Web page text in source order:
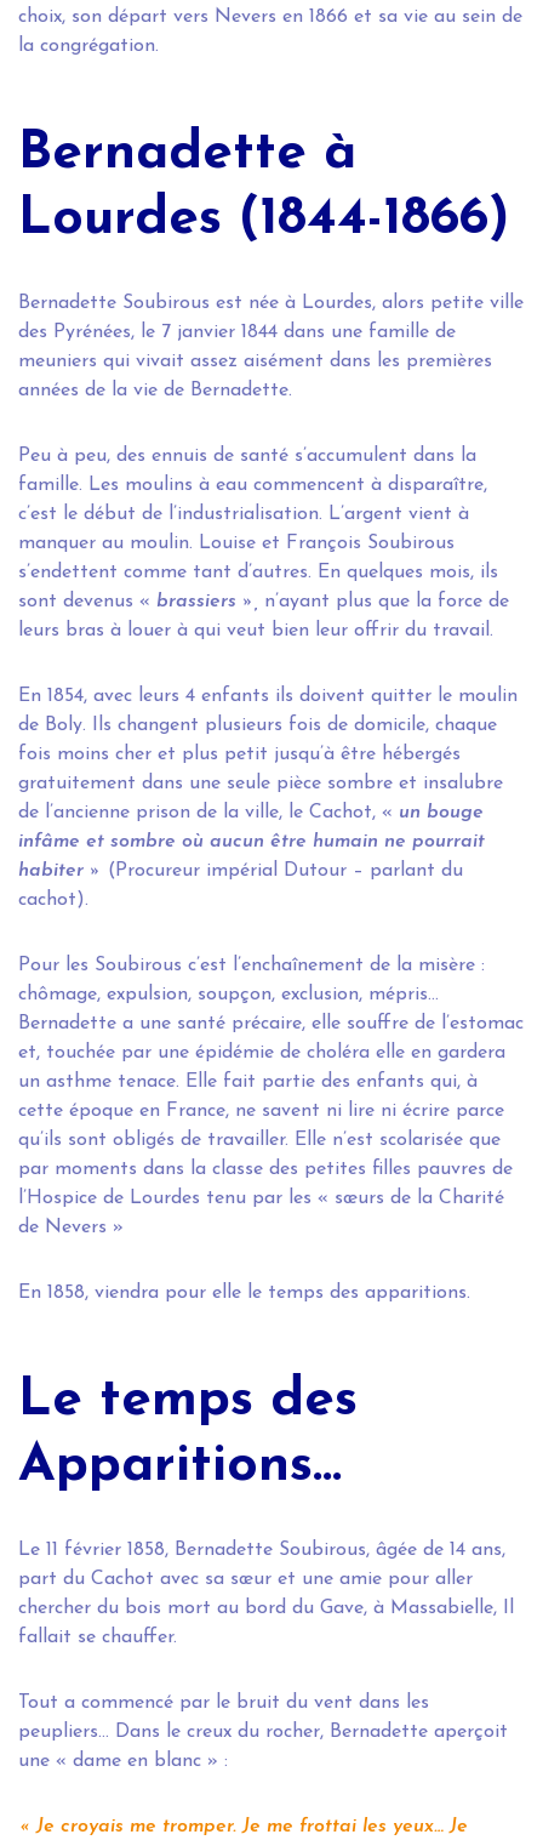
choix, son départ vers Nevers en 1866 et sa vie au sein de
la congrégation.
Bernadette à
Lourdes (1844-1866)
Bernadette Soubirous est née à Lourdes, alors petite ville
des Pyrénées, le 7 janvier 1844 dans une famille de
meuniers qui vivait assez aisément dans les premières
années de la vie de Bernadette.
Peu à peu, des ennuis de santé s’accumulent dans la
famille. Les moulins à eau commencent à disparaître,
c’est le début de l’industrialisation. L’argent vient à
manquer au moulin. Louise et François Soubirous
s’endettent comme tant d’autres. En quelques mois, ils
sont devenus « brassiers », n’ayant plus que la force de
leurs bras à louer à qui veut bien leur offrir du travail.
En 1854, avec leurs 4 enfants ils doivent quitter le moulin
de Boly. Ils changent plusieurs fois de domicile, chaque
fois moins cher et plus petit jusqu’à être hébergés
gratuitement dans une seule pièce sombre et insalubre
de l’ancienne prison de la ville, le Cachot, « un bouge
infâme et sombre où aucun être humain ne pourrait
habiter » (Procureur impérial Dutour – parlant du
cachot).
Pour les Soubirous c’est l’enchaînement de la misère :
chômage, expulsion, soupçon, exclusion, mépris…
Bernadette a une santé précaire, elle souffre de l’estomac
et, touchée par une épidémie de choléra elle en gardera
un asthme tenace. Elle fait partie des enfants qui, à
cette époque en France, ne savent ni lire ni écrire parce
qu’ils sont obligés de travailler. Elle n’est scolarisée que
par moments dans la classe des petites filles pauvres de
l’Hospice de Lourdes tenu par les « sœurs de la Charité
de Nevers »
En 1858, viendra pour elle le temps des apparitions.
Le temps des
Apparitions...
Le 11 février 1858, Bernadette Soubirous, âgée de 14 ans,
part du Cachot avec sa sœur et une amie pour aller
chercher du bois mort au bord du Gave, à Massabielle, Il
fallait se chauffer.
Tout a commencé par le bruit du vent dans les
peupliers… Dans le creux du rocher, Bernadette aperçoit
une « dame en blanc » :
« Je croyais me tromper. Je me frottai les yeux… Je